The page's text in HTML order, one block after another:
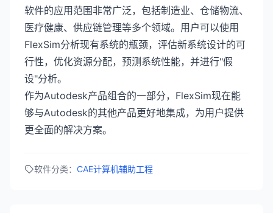
软件的应用范围非常广泛，包括制造业、仓储物流、
医疗健康、供应链管理等多个领域。用户可以使用
FlexSim分析现有系统的瓶颈，评估新系统设计的可
行性，优化资源分配，预测系统性能，并进行"假
设"分析。
作为Autodesk产品组合的一部分，FlexSim现在能
够与Autodesk的其他产品更好地集成，为用户提供
更全面的解决方案。
软件分类： CAE计算机辅助工程